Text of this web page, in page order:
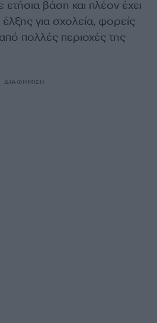
ετήσια βάση και πλέον έχει
για σχολεία, φορείς
πολλές περιοχές της
ΔΙΑΦΗΜΙΣΗ